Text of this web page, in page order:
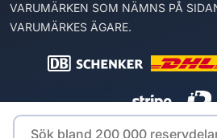
VARUMÄRKEN SOM NÄMNS PÅ
VARUMÄRKES ÄGARE.